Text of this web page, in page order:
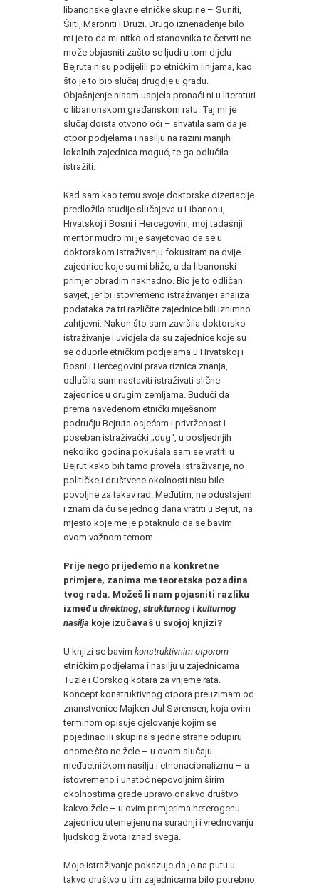
libanonske glavne etničke skupine – Suniti,
Šiiti, Maroniti i Druzi. Drugo iznenađenje bilo
mi je to da mi nitko od stanovnika te četvrti ne
može objasniti zašto se ljudi u tom dijelu
Bejruta nisu podijelili po etničkim linijama, kao
što je to bio slučaj drugdje u gradu.
Objašnjenje nisam uspjela pronaći ni u literaturi
o libanonskom građanskom ratu. Taj mi je
slučaj doista otvorio oči – shvatila sam da je
otpor podjelama i nasilju na razini manjih
lokalnih zajednica moguć, te ga odlučila
istražiti.
Kad sam kao temu svoje doktorske dizertacije
predložila studije slučajeva u Libanonu,
Hrvatskoj i Bosni i Hercegovini, moj tadašnji
mentor mudro mi je savjetovao da se u
doktorskom istraživanju fokusiram na dvije
zajednice koje su mi bliže, a da libanonski
primjer obradim naknadno. Bio je to odličan
savjet, jer bi istovremeno istraživanje i analiza
podataka za tri različite zajednice bili iznimno
zahtjevni. Nakon što sam završila doktorsko
istraživanje i uvidjela da su zajednice koje su
se oduprle etničkim podjelama u Hrvatskoj i
Bosni i Hercegovini prava riznica znanja,
odlučila sam nastaviti istraživati slične
zajednice u drugim zemljama. Budući da
prema navedenom etnički miješanom
području Bejruta osjećam i privrženost i
poseban istraživački „dug“, u posljednjih
nekoliko godina pokušala sam se vratiti u
Bejrut kako bih tamo provela istraživanje, no
političke i društvene okolnosti nisu bile
povoljne za takav rad. Međutim, ne odustajem
i znam da ću se jednog dana vratiti u Bejrut, na
mjesto koje me je potaknulo da se bavim
ovom važnom temom.
Prije nego prijeđemo na konkretne
primjere, zanima me teoretska pozadina
tvog rada. Možeš li nam pojasniti razliku
između direktnog, strukturnog i kulturnog
nasilja koje izučavaš u svojoj knjizi?
U knjizi se bavim konstruktivnim otporom
etničkim podjelama i nasilju u zajednicama
Tuzle i Gorskog kotara za vrijeme rata.
Koncept konstruktivnog otpora preuzimam od
znanstvenice Majken Jul Sørensen, koja ovim
terminom opisuje djelovanje kojim se
pojedinac ili skupina s jedne strane odupiru
onome što ne žele – u ovom slučaju
međuetničkom nasilju i etnonacionalizmu – a
istovremeno i unatoč nepovoljnim širim
okolnostima grade upravo onakvo društvo
kakvo žele – u ovim primjerima heterogenu
zajednicu utemeljenu na suradnji i vrednovanju
ljudskog života iznad svega.
Moje istraživanje pokazuje da je na putu u
takvo društvo u tim zajednicama bilo potrebno